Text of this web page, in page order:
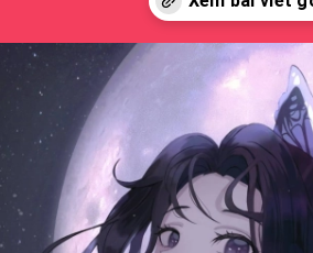
Đang mở https://issiloo.edu.vn/